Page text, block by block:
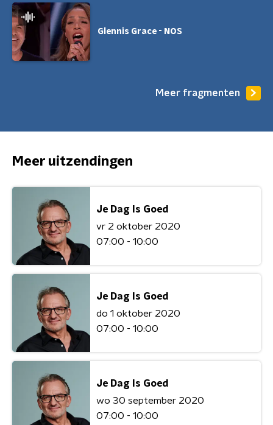
Glennis Grace - NOS
Meer fragmenten
Meer uitzendingen
Je Dag Is Goed
vr 2 oktober 2020
07:00 - 10:00
Je Dag Is Goed
do 1 oktober 2020
07:00 - 10:00
Je Dag Is Goed
wo 30 september 2020
07:00 - 10:00